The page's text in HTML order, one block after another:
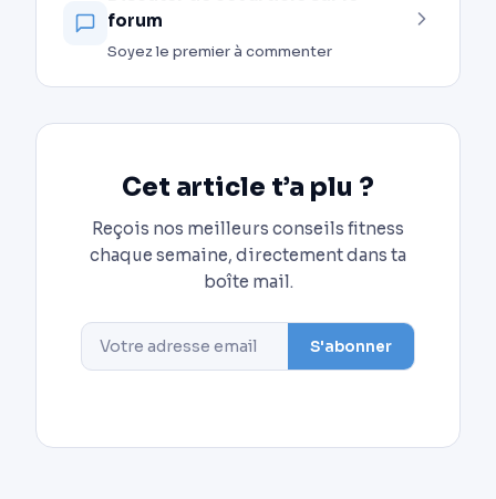
forum
Soyez le premier à commenter
Cet article t’a plu ?
Reçois nos meilleurs conseils fitness
chaque semaine, directement dans ta
boîte mail.
S'abonner